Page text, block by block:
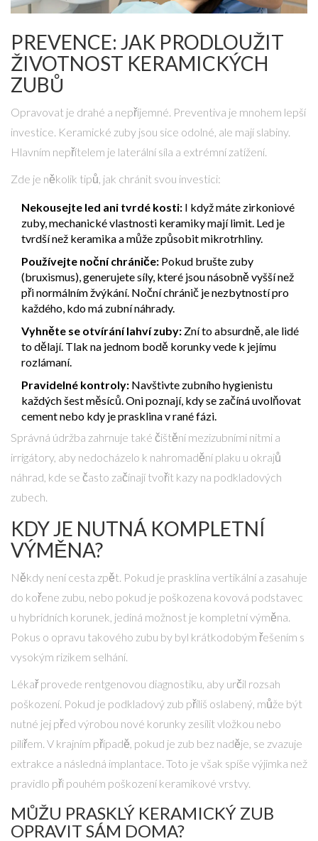
PREVENCE: JAK PRODLOUŽIT
ŽIVOTNOST KERAMICKÝCH
ZUBŮ
Opravovat je drahé a nepříjemné. Preventiva je mnohem lepší
investice. Keramické zuby jsou sice odolné, ale mají slabiny.
Hlavním nepřítelem je laterální síla a extrémní zatížení.
Zde je několik tipů, jak chránit svou investici:
Nekousejte led ani tvrdé kosti: I když máte zirkoniové
zuby, mechanické vlastnosti keramiky mají limit. Led je
tvrdší než keramika a může způsobit mikrotrhliny.
Používejte noční chrániče: Pokud brušte zuby
(bruxismus), generujete síly, které jsou násobně vyšší než
při normálním žvýkání. Noční chránič je nezbytností pro
každého, kdo má zubní náhrady.
Vyhněte se otvírání lahví zuby: Zní to absurdně, ale lidé
to dělají. Tlak na jednom bodě korunky vede k jejímu
rozlámaní.
Pravidelné kontroly: Navštivte zubního hygienistu
každých šest měsíců. Oni poznají, kdy se začíná uvolňovat
cement nebo kdy je prasklina v rané fázi.
Správná údržba zahrnuje také čištění mezizubními nitmi a
irrigátory, aby nedocházelo k nahromadění plaku u okrajů
náhrad, kde se často začínají tvořit kazy na podkladových
zubech.
KDY JE NUTNÁ KOMPLETNÍ
VÝMĚNA?
Někdy není cesta zpět. Pokud je prasklina vertikální a zasahuje
do kořene zubu, nebo pokud je poškozena kovová podstavec
u hybridních korunek, jediná možnost je kompletní výměna.
Pokus o opravu takového zubu by byl krátkodobým řešením s
vysokým rizikem selhání.
Lékař provede rentgenovou diagnostiku, aby určil rozsah
poškození. Pokud je podkladový zub příliš oslabený, může být
nutné jej před výrobou nové korunky zesílit vložkou nebo
pilířem. V krajním případě, pokud je zub bez naděje, se zvazuje
extrakce a následná implantace. Toto je však spíše výjimka než
pravidlo při pouhém poškození keramikové vrstvy.
MŮŽU PRASKLÝ KERAMICKÝ ZUB
OPRAVIT SÁM DOMA?